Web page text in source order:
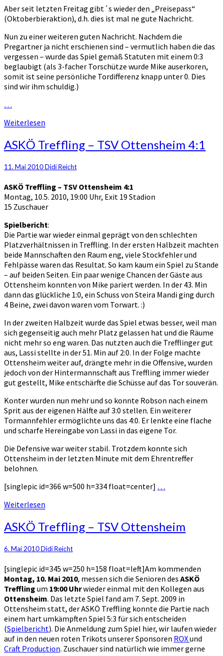
Aber seit letzten Freitag gibt´s wieder den „Preisepass“
(Oktoberbieraktion), d.h. dies ist mal ne gute Nachricht.
Nun zu einer weiteren guten Nachricht. Nachdem die
Pregartner ja nicht erschienen sind – vermutlich haben die das
vergessen – wurde das Spiel gemäß Statuten mit einem 0:3
beglaubigt (als 3-facher Torschütze wurde Mike auserkoren,
somit ist seine persönliche Tordifferenz knapp unter 0. Dies
sind wir ihm schuldig.)
…
Weiterlesen
ASKÖ
Treffling
TSV
Ottensheim
4:1
ASKÖ Treffling – TSV Ottensheim 4:1
11. Mai 2010Didi Reicht
ASKÖ Treffling – TSV Ottensheim 4:1
Montag, 10.5. 2010, 19:00 Uhr, Exit 19 Stadion
15 Zuschauer
Spielbericht:
Die Partie war wieder einmal geprägt von den schlechten
Platzverhältnissen in Treffling. In der ersten Halbzeit machten
beide Mannschaften den Raum eng, viele Stockfehler und
Fehlpässe waren das Resultat. So kam kaum ein Spiel zu Stande
– auf beiden Seiten. Ein paar wenige Chancen der Gäste aus
Ottensheim konnten von Mike pariert werden. In der 43. Min
dann das glückliche 1:0, ein Schuss von Steira Mandi ging durch
4 Beine, zwei davon waren vom Torwart. :)
In der zweiten Halbzeit wurde das Spiel etwas besser, weil man
sich gegenseitig auch mehr Platz gelassen hat und die Räume
nicht mehr so eng waren. Das nutzten auch die Trefflinger gut
aus, Lassi stellte in der 51. Min auf 2:0. In der Folge machte
Ottensheim weiter auf, drängte mehr in die Offensive, wurden
jedoch von der Hintermannschaft aus Treffling immer wieder
gut gestellt, Mike entschärfte die Schüsse auf das Tor souverän.
Konter wurden nun mehr und so konnte Robson nach einem
Sprit aus der eigenen Hälfte auf 3:0 stellen. Ein weiterer
Tormannfehler ermöglichte uns das 4:0. Er lenkte eine flache
und scharfe Hereingabe von Lassi in das eigene Tor.
Die Defensive war weiter stabil. Trotzdem konnte sich
Ottensheim in der letzten Minute mit dem Ehrentreffer
belohnen.
[singlepic id=366 w=500 h=334 float=center] …
Weiterlesen
ASKÖ
Treffling
TSV
ASKÖ Treffling – TSV Ottensheim
6. Mai 2010Didi Reicht
[singlepic id=345 w=250 h=158 float=left]Am kommenden
Montag, 10. Mai 2010, messen sich die Senioren des ASKÖ
Treffling um 19:00 Uhrwieder einmal mit den Kollegen aus
Ottensheim. Das letzte Spiel fand am 7. Sept. 2009 in
Ottensheim statt, der ASKÖ Treffling konnte die Partie nach
einem hart umkämpften Spiel 5:3 für sich entscheiden
(Spielbericht). Die Anmeldung zum Spiel hier, wir laufen wieder
auf in den neuen roten Trikots unserer Sponsoren ROXund
Craft Production. Zuschauer sind natürlich wie immer gerne